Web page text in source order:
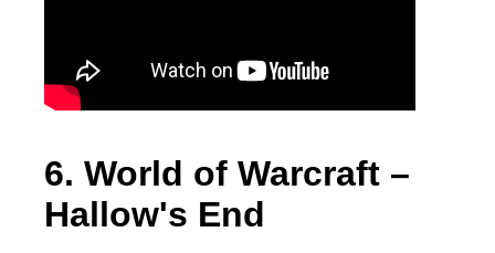
6. World of Warcraft –
Hallow's End